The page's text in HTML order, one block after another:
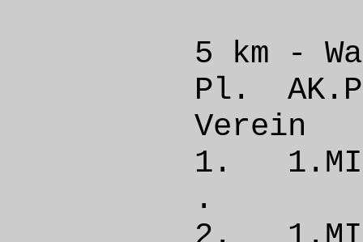
5 km -
Pl.
1.
.